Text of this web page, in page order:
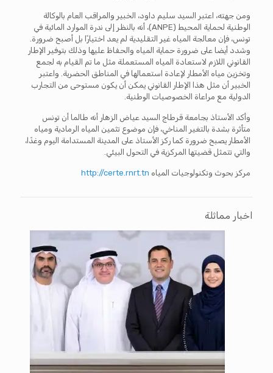
ومن جهته، اعتبر السيد سليم داود، الخبير والمراقب العام بالوكالة
الوطنية لحماية المحيط (ANPE)، أنه بالنظر إلى ندرة الموارد المائية في
تونس، فإن معالجة المياه غير التقليدية لم يعد اختيارًا بل أصبح ضرورة.
وشدد أيضا على ضرورة حماية المياه والحفاظ عليها وذلك بتوفير الإطار
القانوني اللازم لاستعادة المياه المستعملة مثل ما تم القيام به لجمع
وتخزين مياه الأمطار لإعادة استعمالها في المناطق الحضرية. واعتبر
الخبير أن مثل هذا الإطار القانوني يمكن أن يكون مستوحى من التجارب
الدولية مع مراعاة الخصوصيات الوطنية.
وأكد الأستاذ بجامعة قرطاج السيد عياض الزهار أنه طالما أن تونس
متأثرة بشدة بالتغير المناخي، فإن موضوع تثمين المياه الرمادية ومياه
الأمطار يصبح ضرورة كما ركز الأستاذ على المدينة المستدامة اليوم وغدًا،
والتي تتمثل قضيتها المركزية في التحول البيئي.
مركز بحوث وتكنولوجيات المياه http://certe.rnrt.tn
اخبار مماثلة